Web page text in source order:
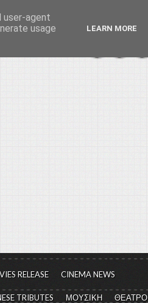
RELEASE CINEMA NEWS
TRIBUTES ΜΟΥΣΙΚΗ ΘΕΑΤΡΟ
user-agent
usage
LEARN MORE